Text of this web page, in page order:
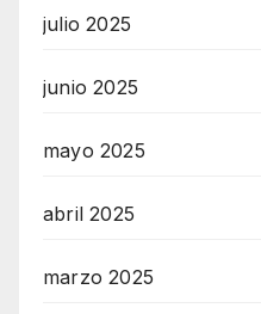
julio 2025
junio 2025
mayo 2025
abril 2025
marzo 2025